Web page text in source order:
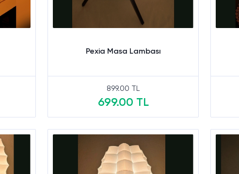
Pexia Masa Lambası
899.00 TL
699.00 TL
Sepete Ekle